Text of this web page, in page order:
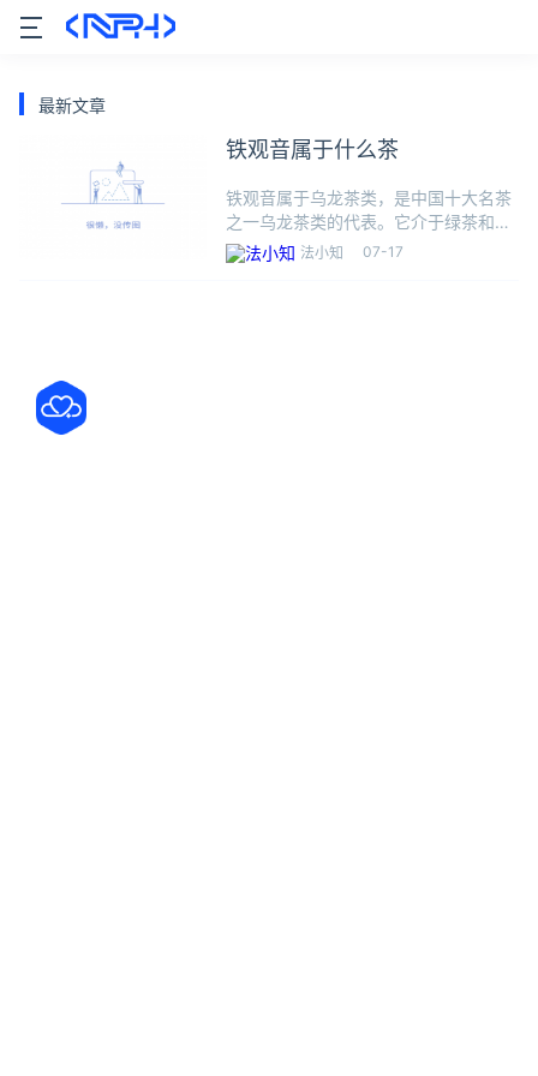
最新文章
铁观音属于什么茶
铁观音属于乌龙茶类，是中国十大名茶
之一乌龙茶类的代表。它介于绿茶和红
茶之间，属于半发酵茶类，是我国绿
茶、红茶、青茶（乌龙茶）、白茶、黄
法小知 07-17